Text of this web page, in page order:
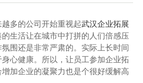
多的公司开始重视起武汉企业拓展
生活让在城市中打拼的人们倍感压
围还是非常严肃的。实际上长时间
心健康。所以，让员工参加企业拓
加企业的凝聚力也是个很好缓解高